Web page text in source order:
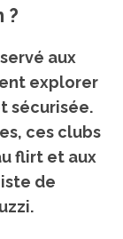
?
aux
explorer
sécurisée.
ces clubs
flirt et aux
de